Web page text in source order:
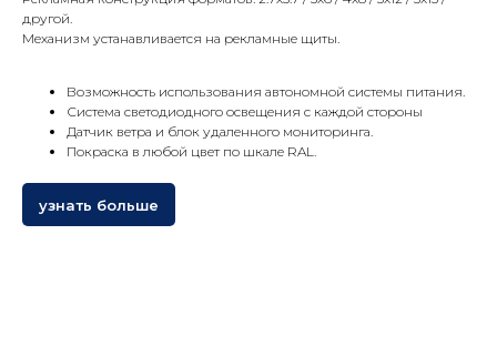
другой.
Механизм устанавливается на рекламные щиты.
Возможность использования автономной системы питания.
Система светодиодного освещения с каждой стороны
Датчик ветра и блок удаленного мониторинга.
Покраска в любой цвет по шкале RAL.
узнать больше